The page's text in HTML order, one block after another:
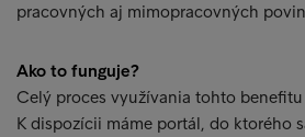
pracovných aj mimopracovných
Ako to funguje?
Celý proces využívania tohto
K dispozícii máme portál, do ktorého